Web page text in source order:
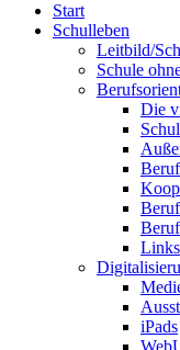
Start
Schulleben
Leitbild/
Schule
Die
iPads